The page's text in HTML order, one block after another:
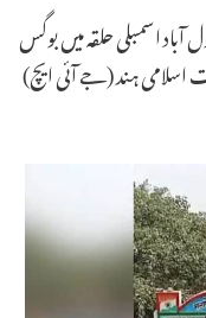
اسمبلی حلقہ میں بوگس
ہند (جے آئی ایچ)